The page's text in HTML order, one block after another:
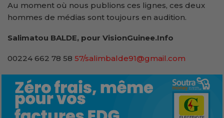
Au moment où nous publions ces lignes, ces deux
hommes de médias sont toujours en audition.
Salimatou BALDE, pour VisionGuinee.Info
00224 662 78 58 57/salimbalde91@gmail.com